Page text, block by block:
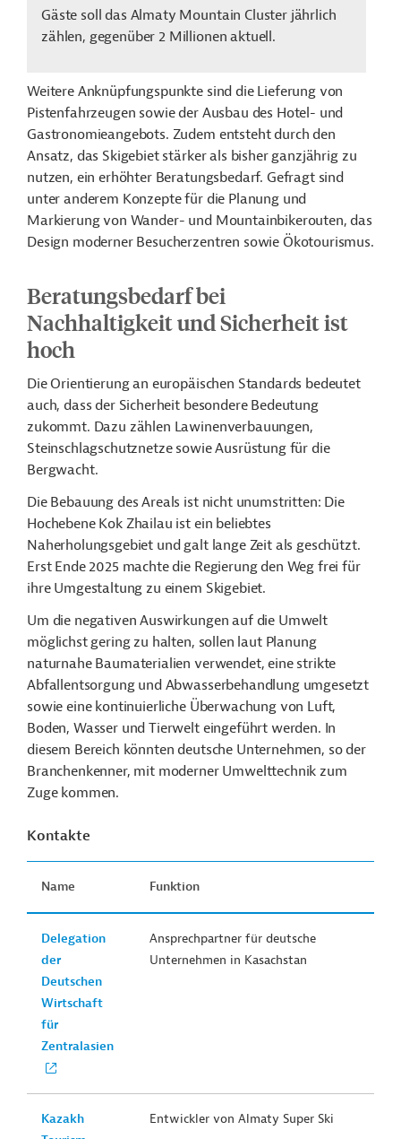
Gäste soll das Almaty Mountain Cluster jährlich
zählen, gegenüber 2 Millionen aktuell.
Weitere Anknüpfungspunkte sind die Lieferung von
Pistenfahrzeugen sowie der Ausbau des Hotel- und
Gastronomieangebots. Zudem entsteht durch den
Ansatz, das Skigebiet stärker als bisher ganzjährig zu
nutzen, ein erhöhter Beratungsbedarf. Gefragt sind
unter anderem Konzepte für die Planung und
Markierung von Wander- und Mountainbikerouten, das
Design moderner Besucherzentren sowie Ökotourismus.
Beratungsbedarf bei
Nachhaltigkeit und Sicherheit ist
hoch
Die Orientierung an europäischen Standards bedeutet
auch, dass der Sicherheit besondere Bedeutung
zukommt. Dazu zählen Lawinenverbauungen,
Steinschlagschutznetze sowie Ausrüstung für die
Bergwacht.
Die Bebauung des Areals ist nicht unumstritten: Die
Hochebene Kok Zhailau ist ein beliebtes
Naherholungsgebiet und galt lange Zeit als geschützt.
Erst Ende 2025 machte die Regierung den Weg frei für
ihre Umgestaltung zu einem Skigebiet.
Um die negativen Auswirkungen auf die Umwelt
möglichst gering zu halten, sollen laut Planung
naturnahe Baumaterialien verwendet, eine strikte
Abfallentsorgung und Abwasserbehandlung umgesetzt
sowie eine kontinuierliche Überwachung von Luft,
Boden, Wasser und Tierwelt eingeführt werden. In
diesem Bereich könnten deutsche Unternehmen, so der
Branchenkenner, mit moderner Umwelttechnik zum
Zuge kommen.
Kontakte
Name Funktion
Delegation
der
Deutschen
Wirtschaft
für
Zentralasien
Ansprechpartner für deutsche
Unternehmen in Kasachstan
Kazakh
Entwickler von Almaty Super Ski